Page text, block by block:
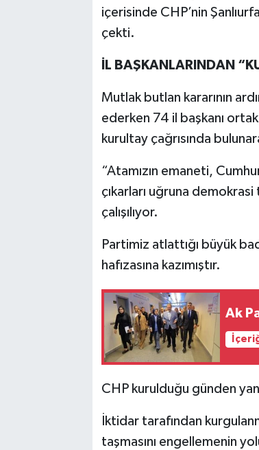
içerisinde CHP’nin
çekti.
İL BAŞKANLARINDAN
Mutlak butlan kararının
ederken 74 il başkanı ortak
kurultay çağrısında
“Atamızın emaneti,
çıkarları uğruna
çalışılıyor.
Partimiz atlattığı büyük
hafızasına kazımıştır.
Ak
CHP kurulduğu günden
İktidar tarafından
taşmasını engellemenin